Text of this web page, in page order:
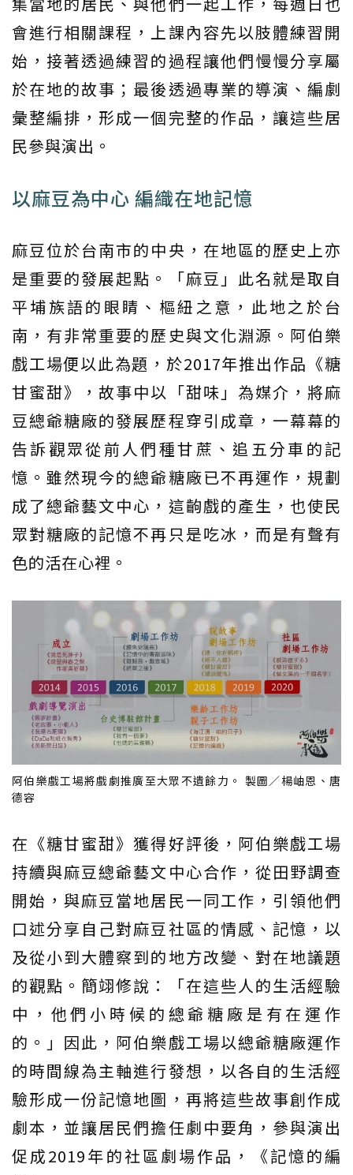
會進行相關課程，上課內容先以肢體練習開
始，接著透過練習的過程讓他們慢慢分享屬
於在地的故事；最後透過專業的導演、編劇
彙整編排，形成一個完整的作品，讓這些居
民參與演出。
以麻豆為中心 編織在地記憶
麻豆位於台南市的中央，在地區的歷史上亦
是重要的發展起點。「麻豆」此名就是取自
平埔族語的眼睛、樞紐之意，此地之於台
南，有非常重要的歷史與文化淵源。阿伯樂
戲工場便以此為題，於2017年推出作品《糖
甘蜜甜》，故事中以「甜味」為媒介，將麻
豆總爺糖廠的發展歷程穿引成章，一幕幕的
告訴觀眾從前人們種甘蔗、追五分車的記
憶。雖然現今的總爺糖廠已不再運作，規劃
成了總爺藝文中心，這齣戲的產生，也使民
眾對糖廠的記憶不再只是吃冰，而是有聲有
色的活在心裡。
阿伯樂戲工場將戲劇推廣至大眾不遺餘力。 製圖／楊岫恩、唐
德容
在《糖甘蜜甜》獲得好評後，阿伯樂戲工場
持續與麻豆總爺藝文中心合作，從田野調查
開始，與麻豆當地居民一同工作，引領他們
口述分享自己對麻豆社區的情感、記憶，以
及從小到大體察到的地方改變、對在地議題
的觀點。簡翊修說：「在這些人的生活經驗
中，他們小時候的總爺糖廠是有在運作
的。」因此，阿伯樂戲工場以總爺糖廠運作
的時間線為主軸進行發想，以各自的生活經
驗形成一份記憶地圖，再將這些故事創作成
劇本，並讓居民們擔任劇中要角，參與演出
促成2019年的社區劇場作品，《記憶的編